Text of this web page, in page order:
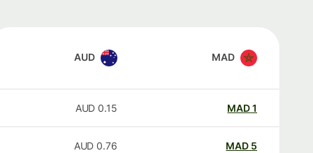
MAD
AUD
MAD
0.15
AUD
MAD
0.76
AUD